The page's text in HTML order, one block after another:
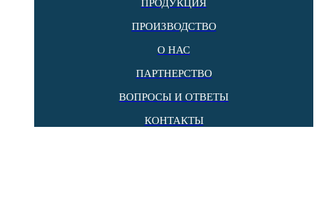
ПРОДУКЦИЯ
ПРОИЗВОДСТВО
О НАС
ПАРТНЕРСТВО
ВОПРОСЫ И ОТВЕТЫ
КОНТАКТЫ